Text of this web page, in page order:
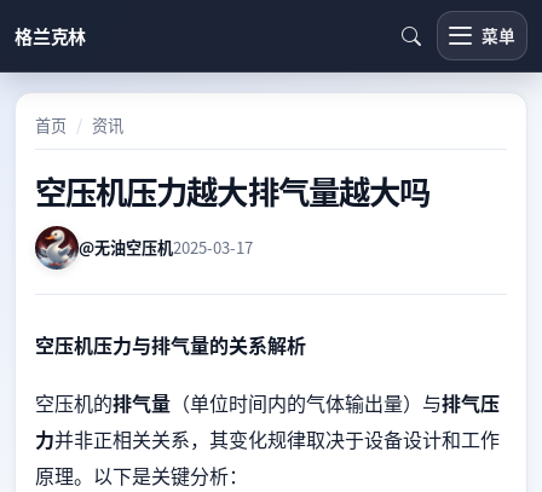
格兰克林 菜单
首页 资讯
空压机压力越大排气量越大吗
@无油空压机2025-03-17
空压机压力与排气量的关系解析
空压机的排气量 （单位时间内的气体输出量）与排气压
力并非正相关关系，其变化规律取决于设备设计和工作
原理。以下是关键分析：